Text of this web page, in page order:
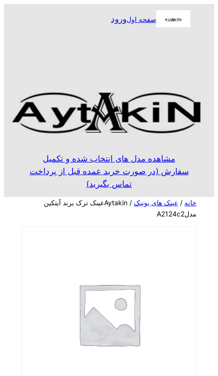
صفحه اولورود
مشاهده مدل های انتخاب شده و تکمیل
سفارش (در صورت خرید عمده قبل از پرداخت
تماس بگیرید)
خانه / عینک های یونیک
/ Aytakinعینک ترک برند آیتکین
مدلA2124c2